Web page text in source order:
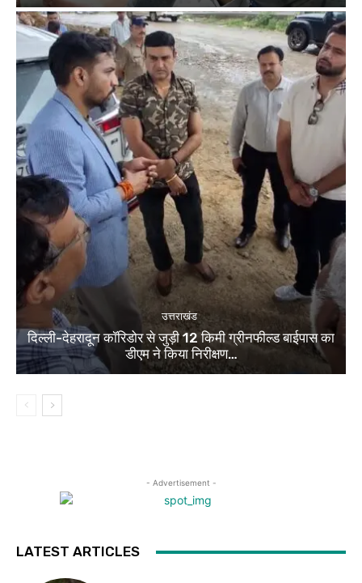
उत्तराखंड
दिल्ली-देहरादून कॉरिडोर से जुड़ी 12 किमी ग्रीनफील्ड बाईपास का
डीएम ने किया निरीक्षण…
- Advertisement -
LATEST ARTICLES